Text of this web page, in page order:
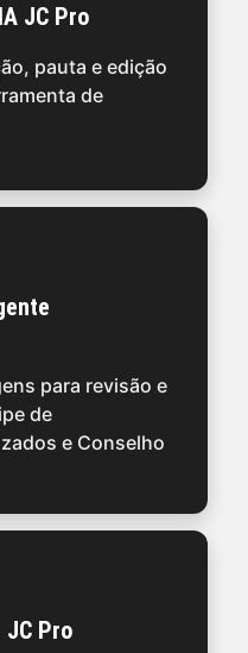
JC Pro
pauta e edição
de
para revisão e
de
e Conselho
Pro